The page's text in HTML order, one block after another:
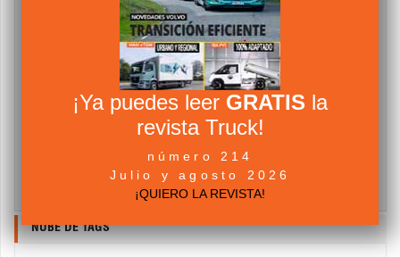
Suscribete gratis al Boletín informativo del
Transporte, Camiones y Furgonetas.
Nombre
email
Acepto losTérminos y Condiciones
NUBE DE TAGS
¡Ya puedes leer GRATIS la
revista Truck!
número 214
Julio y agosto 2026
¡QUIERO LA REVISTA!